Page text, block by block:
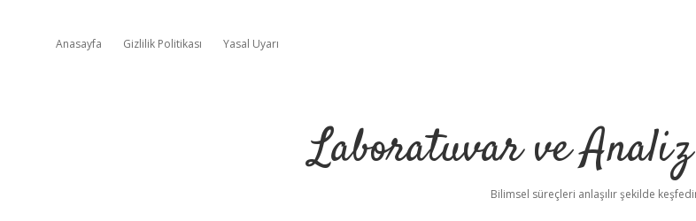
Anasayfa Gizlilik Politikası Yasal Uyarı
Laboratuvar ve
Bilimsel süreçleri anlaşılır şekilde